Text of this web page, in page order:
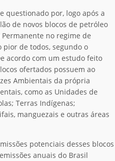
questionado por, logo após a
de novos blocos de petróleo
no regime de
pior de todos, segundo o
acordo com um estudo feito
ofertados possuem ao
Ambientais da própria
como as Unidades de
Terras Indígenas;
manguezais e outras áreas
potenciais desses blocos
anuais do Brasil